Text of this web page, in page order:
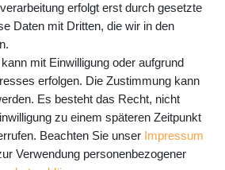
MwSt. und zzgl. Service- und
- Keine Angebote
verpassen!
erfolgt erst durch gesetzte
Daten mit Dritten, die wir in den
mit Einwilligung oder aufgrund
erfolgen. Die Zustimmung kann
Es besteht das Recht, nicht
zu einem späteren Zeitpunkt
Beachten Sie unser Impressum
Verwendung personenbezogener